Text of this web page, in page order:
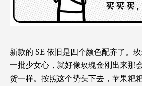
新款的 SE 依旧是四个颜色配齐了。
一批少女心，就好像玫瑰金刚出来那
货一样。按照这个势头下去，苹果粑